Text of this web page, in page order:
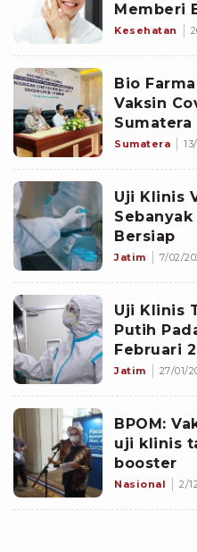
Memberi
Jangka
Kesehatan
Bio
Vaksin
Sumatera
Sumatera
Uji Klinis
Bersiap
Jatim 7/02/
Uji Klinis
Putih
Februari
Jatim 27/01/
BPOM:
uji klinis
booster
Nasional 2/